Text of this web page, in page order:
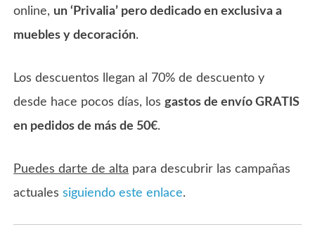
online, un ‘Privalia’ pero dedicado en exclusiva a
muebles y decoración.
Los descuentos llegan al 70% de descuento y
desde hace pocos días, losgastos de envío GRATIS
en pedidos de más de 50€.
Puedes darte de alta para descubrir las campañas
actualessiguiendo este enlace.